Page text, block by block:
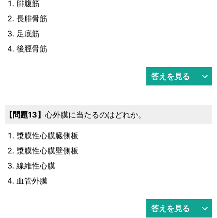
腓腹筋
長腓骨筋
足底筋
後脛骨筋
答えを見る
13 心外膜に当たるのはどれか。
漿膜性心膜臓側板
漿膜性心膜壁側板
線維性心膜
血管外膜
答えを見る